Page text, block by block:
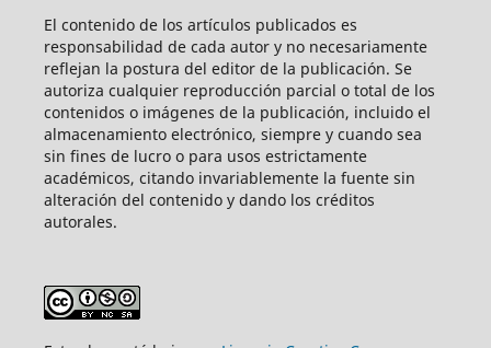
El contenido de los artículos publicados es
responsabilidad de cada autor y no necesariamente
reflejan la postura del editor de la publicación. Se
autoriza cualquier reproducción parcial o total de los
contenidos o imágenes de la publicación, incluido el
almacenamiento electrónico, siempre y cuando sea
sin fines de lucro o para usos estrictamente
académicos, citando invariablemente la fuente sin
alteración del contenido y dando los créditos
autorales.